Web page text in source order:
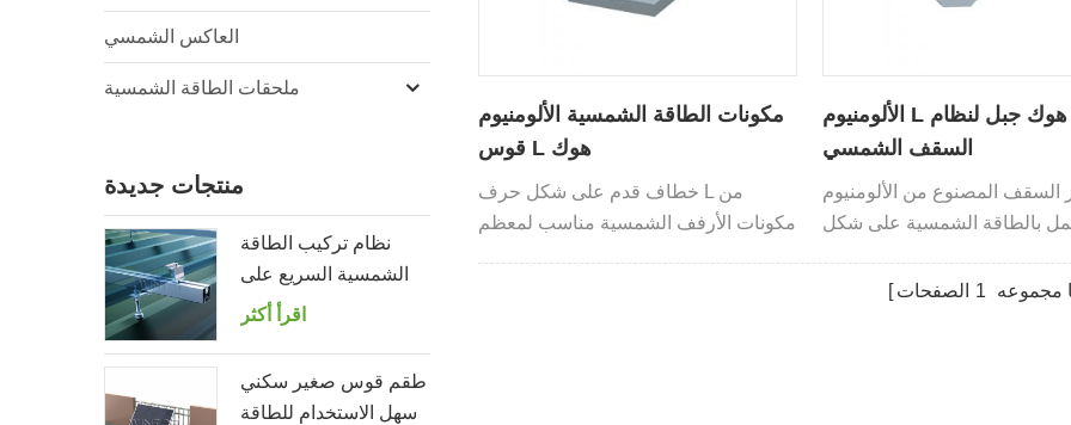
مكونات الطاقة الشمسية الألومنيوم
قوس L هوك
خطاف قدم على شكل حرف L من
مكونات الأرفف الشمسية مناسب لمعظم
الألومنيوم L القدم هوك جبل لنظام
السقف الشمسي
السقف المصنوع من الألومنيوم
بالطاقة الشمسية على شكل
مجموعه
1 الصفحات
العاكس الشمسي
ملحقات الطاقة الشمسية
منتجات جديدة
نظام تركيب الطاقة
الشمسية السريع على
سقف القصدير مع
اقرأ أكثر
طقم قوس صغير سكني
سهل الاستخدام للطاقة